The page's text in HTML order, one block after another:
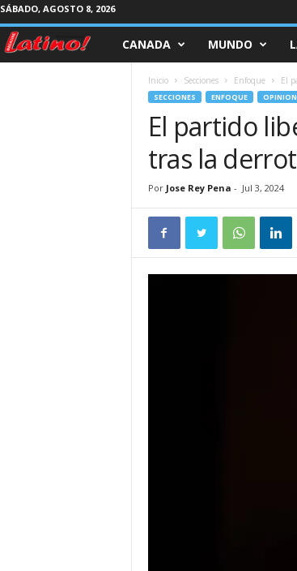
SÁBADO, AGOSTO 8, 2026
CANADA MUNDO
Inicio Secciones Enfoque El
SECCIONES ENFOQUE OPINION
El partido
tras la
Por Jose Rey Pena - Jul 3, 2024